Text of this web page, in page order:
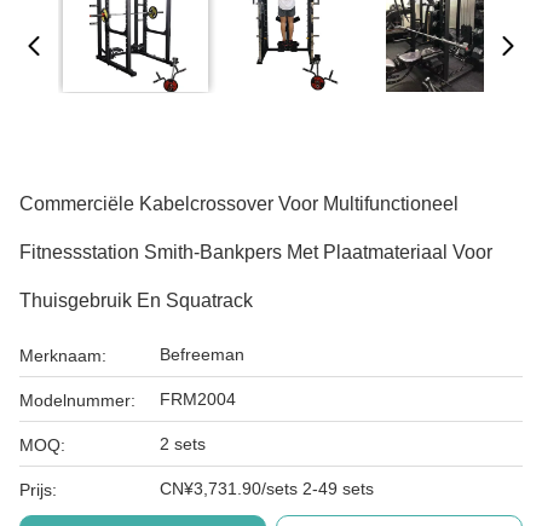
Commerciële Kabelcrossover Voor Multifunctioneel
Fitnessstation Smith-Bankpers Met Plaatmateriaal Voor
Thuisgebruik En Squatrack
Merknaam: Befreeman
Modelnummer: FRM2004
MOQ: 2 sets
Prijs: CN¥3,731.90/sets 2-49 sets